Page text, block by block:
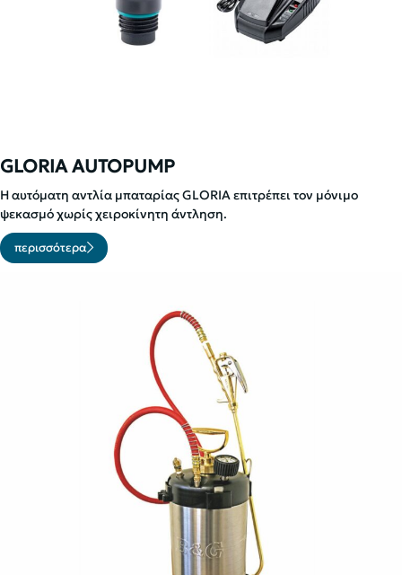
GLORIA AUTOPUMP
Η αυτόματη αντλία μπαταρίας GLORIA επιτρέπει τον μόνιμο
ψεκασμό χωρίς χειροκίνητη άντληση.
περισσότερα